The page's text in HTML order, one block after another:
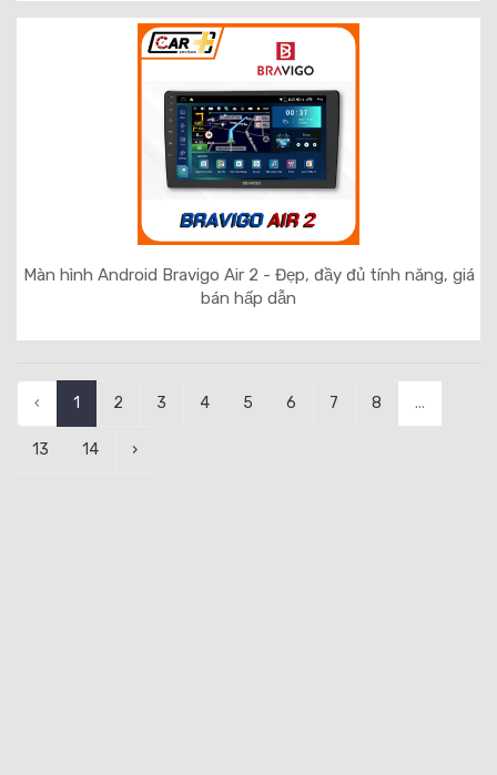
Màn hình Android Bravigo Air 2 - Đẹp, đầy đủ tính năng, giá
bán hấp dẫn
‹ 1 2 3 4 5 6 7 8 ...
13 14 ›